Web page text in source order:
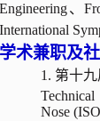
Engineering、
International
学术兼职及
1. 第十
Technical
Nose